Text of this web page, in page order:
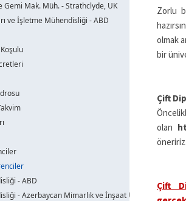
Gemi Mak. Müh. - Strathclyde, UK
ve İşletme Mühendisliği - ABD
- ABD
- Azerbaycan Mimarlık ve İnşaat Üni.
Zorlu
olmak
bir
Çift
olan
Çift